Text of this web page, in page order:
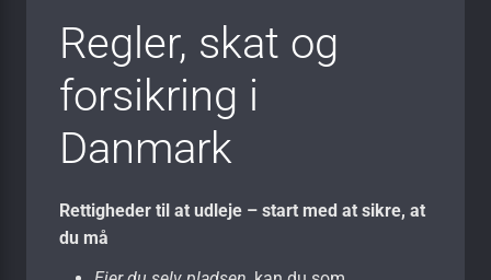
Regler, skat og
forsikring i
Danmark
Rettigheder til at udleje – start med at sikre, at
du må